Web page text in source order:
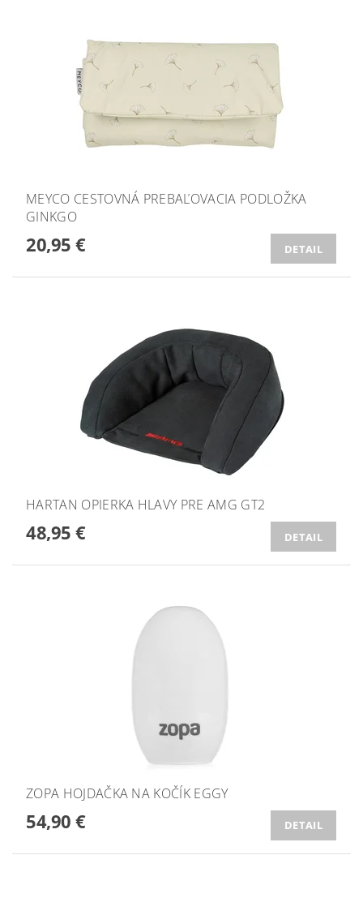
MEYCO CESTOVNÁ PREBAĽOVACIA PODLOŽKA
GINKGO
20,95 € DETAIL
HARTAN OPIERKA HLAVY PRE AMG GT2
48,95 € DETAIL
ZOPA HOJDAČKA NA KOČÍK EGGY
54,90 € DETAIL